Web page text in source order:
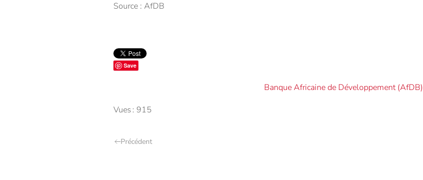
Source : AfDB
Save
Banque Africaine de Développement (AfDB)
Vues : 915
Précédent